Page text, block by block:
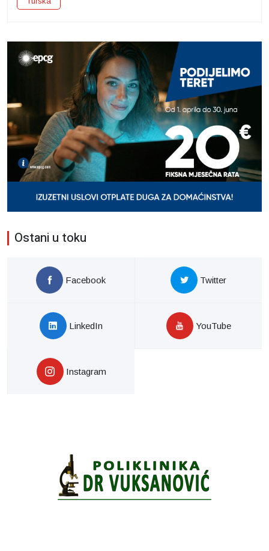
Ostani u toku
Facebook Twitter
LinkedIn YouTube
Instagram